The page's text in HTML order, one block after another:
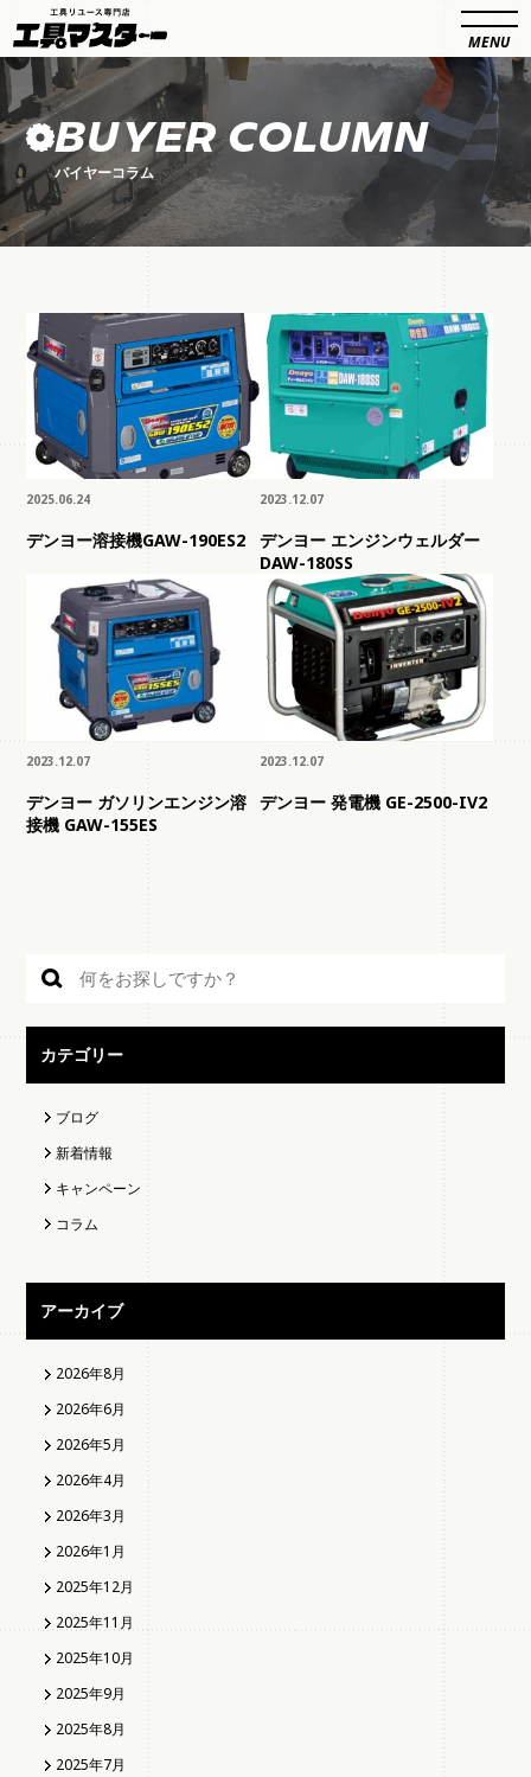
BUYER COLUMN
バイヤーコラム
2025.06.24
デンヨー溶接機GAW-190ES2
2023.12.07
デンヨー エンジンウェルダー
DAW-180SS
2023.12.07
デンヨー ガソリンエンジン溶
接機 GAW-155ES
2023.12.07
デンヨー 発電機 GE-2500-IV2
カテゴリー
ブログ
新着情報
キャンペーン
コラム
アーカイブ
2026年8月
2026年6月
2026年5月
2026年4月
2026年3月
2026年1月
2025年12月
2025年11月
2025年10月
2025年9月
2025年8月
2025年7月